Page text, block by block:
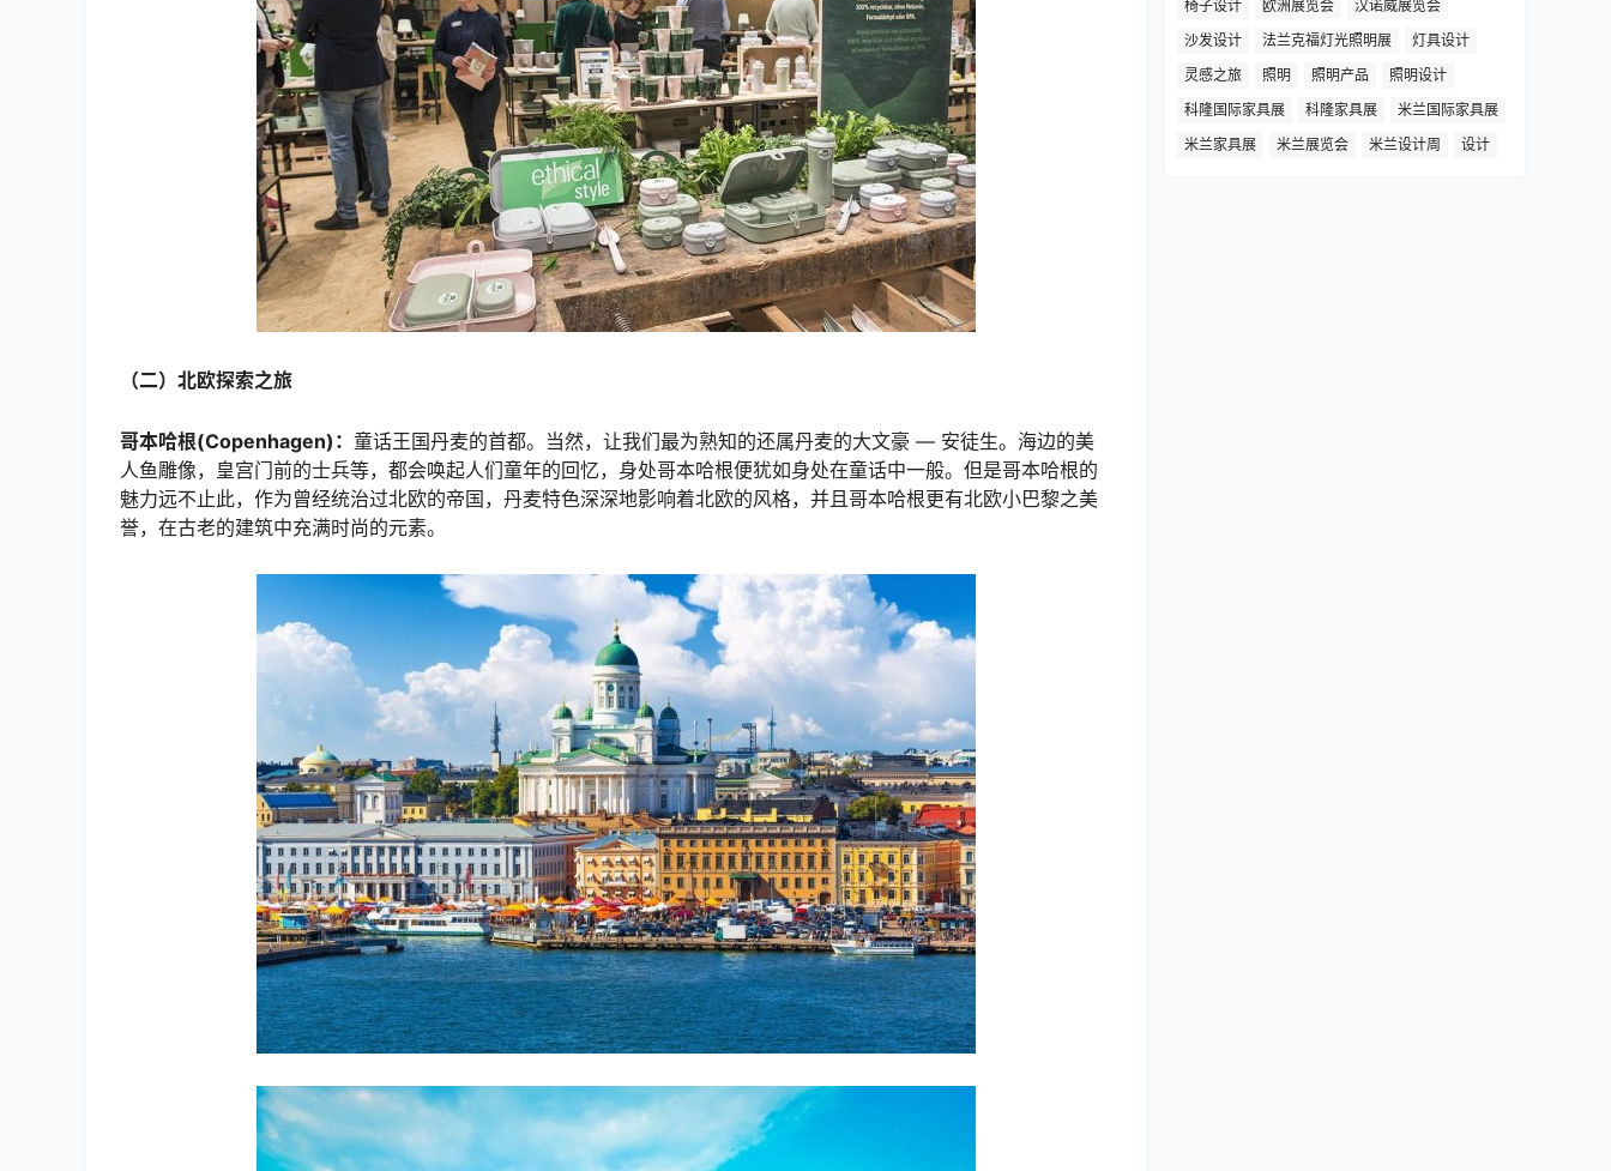
（二）北欧探索之旅
哥本哈根(Copenhagen)： 童话王国丹麦的首都。当然，让我们最为熟知的还属丹麦的大文豪 — 安徒生。海边的美
人鱼雕像，皇宫门前的士兵等，都会唤起人们童年的回忆，身处哥本哈根便犹如身处在童话中一般。但是哥本哈根的
魅力远不止此，作为曾经统治过北欧的帝国，丹麦特色深深地影响着北欧的风格，并且哥本哈根更有北欧小巴黎之美
誉，在古老的建筑中充满时尚的元素。
椅子设计
欧洲展览会
汉诺威展览会
沙发设计
法兰克福灯光照明展
灯具设计
灵感之旅
照明 照明产品
照明设计
科隆国际家具展
科隆家具展
米兰国际家具展
米兰家具展
米兰展览会 米兰设计周 设计